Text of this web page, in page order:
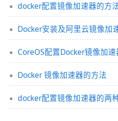
docker配置镜像加速器的方
Docker安装及阿里云镜像加
CoreOS配置Docker镜像加
Docker 镜像加速器的方法
docker配置镜像加速器的两